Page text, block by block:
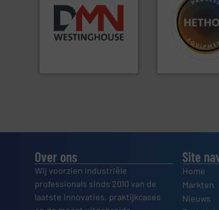
plastic-, (petro) chemische,
farmaceutische,
mineralen-, energie en
biomassa industrieën.
Meer info ➜
HETHON is
specialist in
name bij lastig te
materialen.Meer
Over ons
Wij voorzien industriële
professionals sinds 2010 van de
laatste innovaties, praktijkcases
Site
Home
Markten
Nieuws